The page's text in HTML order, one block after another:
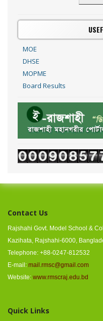
MOE
DHSE
MOPME
Board Results
Contact Us
Rajshahi Govt. Model School &
Kazihata, Rajshahi-6000,
Telephone: +88-0247-812532
E-mail: mail.rmsc@gmail.com
Website: www.rmscraj.edu.bd
Quick Links